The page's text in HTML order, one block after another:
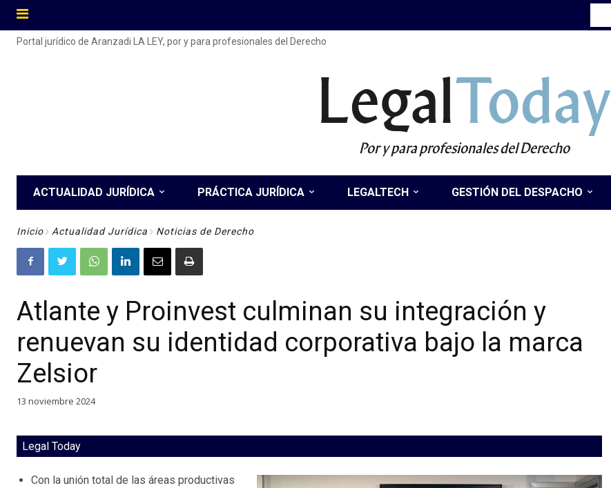
Portal jurídico de Aranzadi LA LEY, por y para profesionales del Derecho
LegalToday
Por y para profesionales del Derecho
ACTUALIDAD JURÍDICA PRÁCTICA JURÍDICA LEGALTECH GESTIÓN DEL DESPACHO
Inicio Actualidad Jurídica Noticias de Derecho
Atlante y Proinvest culminan su integración y
renuevan su identidad corporativa bajo la marca
Zelsior
13 noviembre 2024
Legal Today
Con la unión total de las áreas productivas